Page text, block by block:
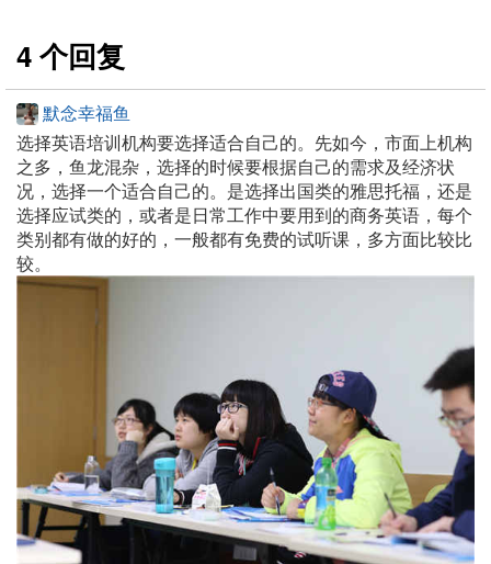
4 个回复
默念幸福鱼
选择英语培训机构要选择适合自己的。先如今，市面上机构
之多，鱼龙混杂，选择的时候要根据自己的需求及经济状
况，选择一个适合自己的。是选择出国类的雅思托福，还是
选择应试类的，或者是日常工作中要用到的商务英语，每个
类别都有做的好的，一般都有免费的试听课，多方面比较比
较。